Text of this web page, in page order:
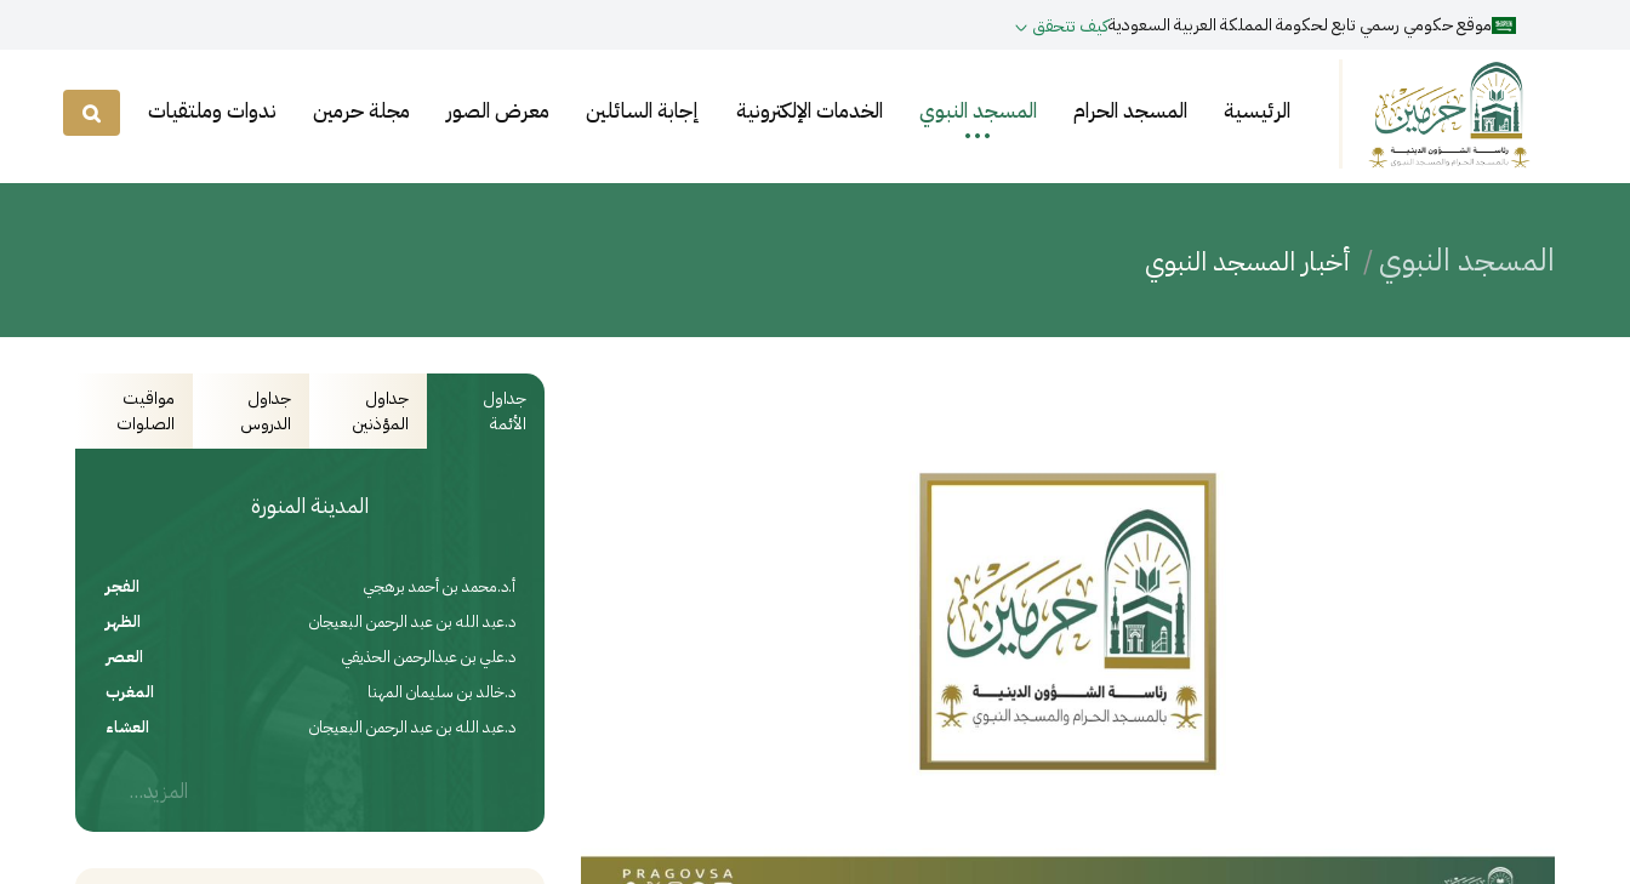
موقع حكومي رسمي تابع لحكومة المملكة العربية السعوديةكيف تتحقق
الرئيسية المسجد الحرام المسجد النبوي الخدمات الإلكترونية إجابة السائلين معرض الصور مجلة حرمين ندوات وملتقيات
المسجد النبوي أخبار المسجد النبوي
جداول
الأئمة
جداول
المؤذنين
جداول
الدروس
مواقيت
الصلوات
المدينة المنورة
أ.د.محمد بن أحمد برهجي
الفجر
د.عبد الله بن عبد الرحمن البعيجان
الظهر
د.علي بن عبدالرحمن الحذيفي
العصر
د.خالد بن سليمان المهنا
المغرب
د.عبد الله بن عبد الرحمن البعيجان
العشاء
المزيد...